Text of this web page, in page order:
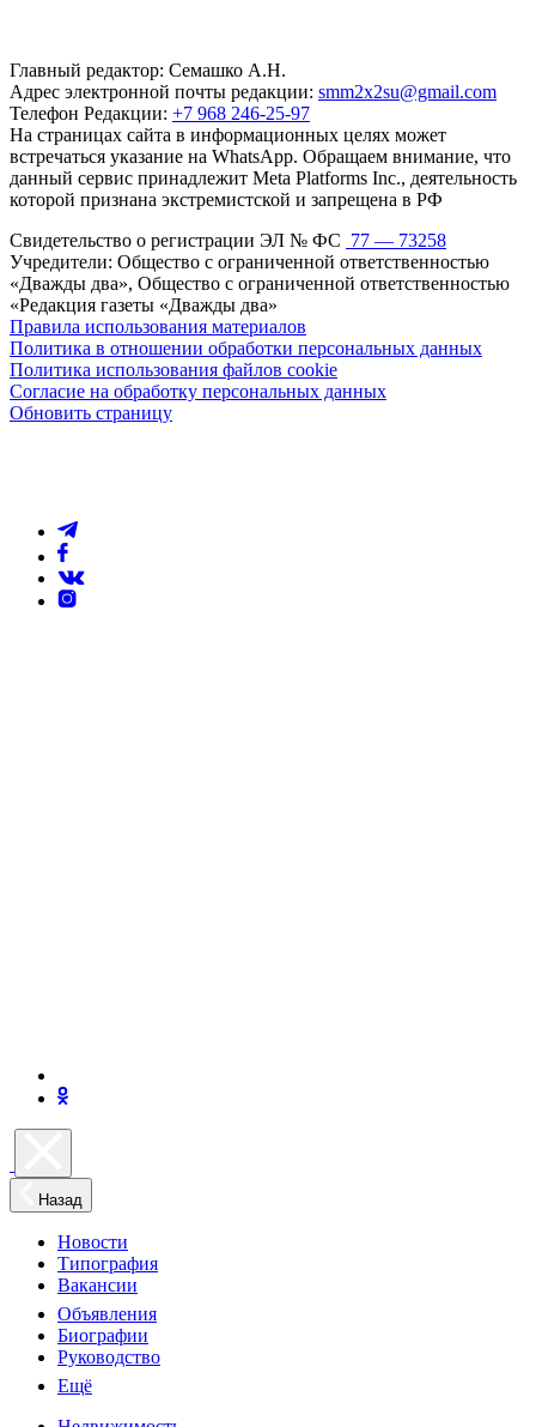
Главный редактор: Семашко А.Н.
Адрес электронной почты редакции: smm2x2su@gmail.com
Телефон Редакции: +7 968 246-25-97
На страницах сайта в информационных целях может
встречаться указание на WhatsApp. Обращаем внимание, что
данный сервис принадлежит Meta Platforms Inc., деятельность
которой признана экстремистской и запрещена в РФ
Свидетельство о регистрации ЭЛ № ФС 77 — 73258
Учредители: Общество с ограниченной ответственностью
«Дважды два», Общество с ограниченной ответственностью
«Редакция газеты «Дважды два»
Правила использования материалов
Политика в отношении обработки персональных данных
Политика использования файлов cookie
Согласие на обработку персональных данных
Обновить страницу
Назад
Новости
Типография
Вакансии
Объявления
Биографии
Руководство
Ещё